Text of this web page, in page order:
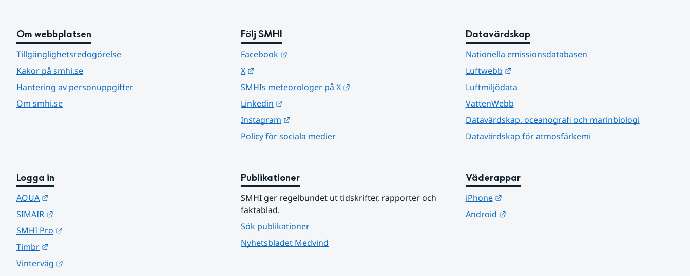
Om webbplatsen
Tillgänglighetsredogörelse
Kakor på smhi.se
Hantering av personuppgifter
Om smhi.se
Följ SMHI
Facebook
X
SMHIs meteorologer på X
Linkedin
Instagram
Policy för sociala medier
Datavärdskap
Nationella emissionsdatabasen
Luftwebb
Länk till annan webbplats.
Luftmiljödata
VattenWebb
Datavärdskap, oceanografi och marinbiologi
Datavärdskap för atmosfärkemi
Logga in
AQUA
SIMAIR
SMHI Pro
Timbr
Vinterväg
Publikationer
SMHI ger regelbundet ut tidskrifter, rapporter och
faktablad.
Sök publikationer
Nyhetsbladet Medvind
Väderappar
iPhone
Länk till annan webbplats.
Android
Länk till annan webbplats.